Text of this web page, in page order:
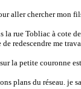
aller chercher mon
la rue Tobliac à cote
redescendre me
la petite couronne
plans du réseau. je